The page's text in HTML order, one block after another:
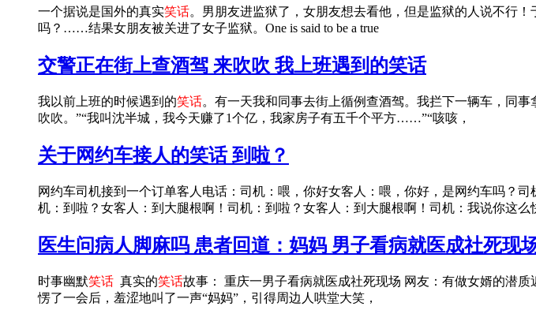
一个据说是国外的真实笑话。男朋友进监狱了，女朋友想去看他，但是监狱的人说不行
吗？……结果女朋友被关进了女子监狱。One is said to be a true
交警正在街上查酒驾 来吹吹 我上班遇到的笑话
我以前上班的时候遇到的笑话。有一天我和同事去街上循例查酒驾。我拦下一辆车，同
吹吹。”“我叫沈半城，我今天赚了1个亿，我家房子有五千个平方……”“咳咳，
关于网约车接人的笑话 到啦？
网约车司机接到一个订单客人电话：司机：喂，你好女客人：喂，你好，是网约车吗？
机：到啦？女客人：到大腿根啊！司机：到啦？女客人：到大腿根啊！司机：我说你这么
医生问病人脚麻吗 患者回道：妈妈 男子看病就医成社死现
时事幽默笑话 真实的笑话故事： 重庆一男子看病就医成社死现场 网友：有做女婿的潜
愣了一会后，羞涩地叫了一声“妈妈”，引得周边人哄堂大笑，